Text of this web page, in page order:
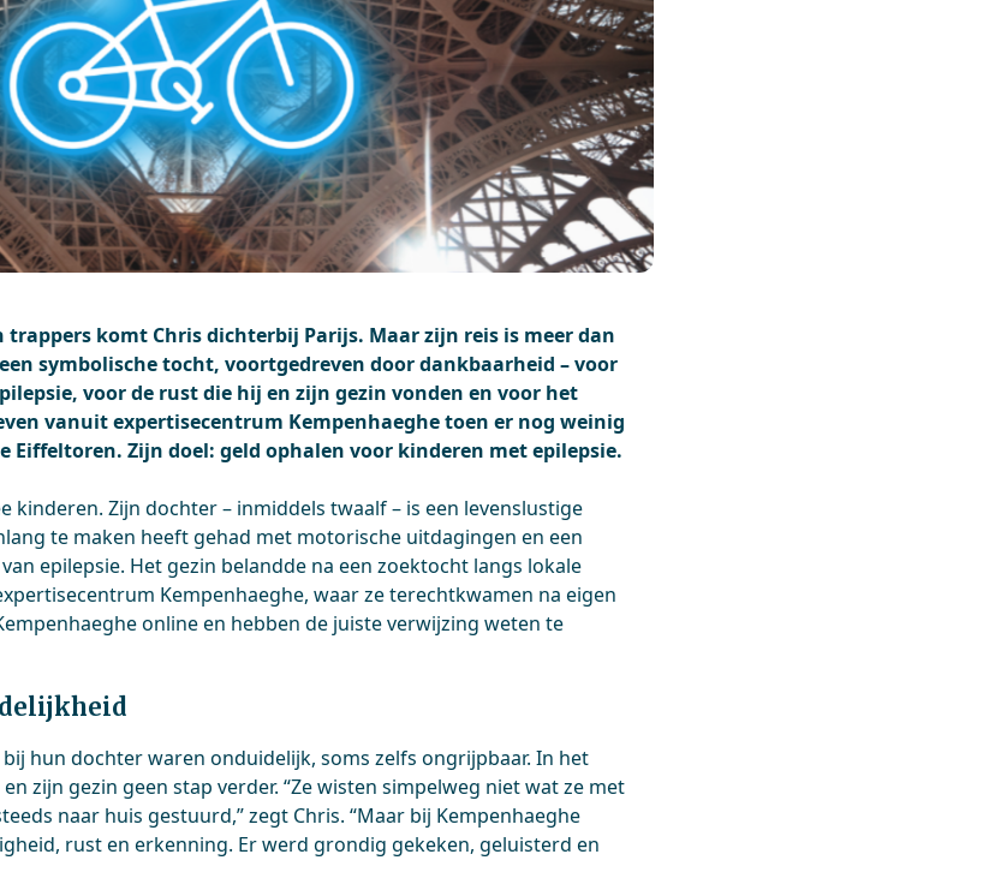
komt Chris dichterbij Parijs. Maar zijn reis is meer dan
symbolische tocht, voortgedreven door dankbaarheid – voor
voor de rust die hij en zijn gezin vonden en voor het
vanuit expertisecentrum Kempenhaeghe toen er nog weinig
Eiffeltoren. Zijn doel: geld ophalen voor kinderen met epilepsie.
kinderen. Zijn dochter – inmiddels twaalf – is een levenslustige
te maken heeft gehad met motorische uitdagingen en een
epilepsie. Het gezin belandde na een zoektocht langs lokale
Kempenhaeghe, waar ze terechtkwamen na eigen
online en hebben de juiste verwijzing weten te
hun dochter waren onduidelijk, soms zelfs ongrijpbaar. In het
zijn gezin geen stap verder. “Ze wisten simpelweg niet wat ze met
naar huis gestuurd,” zegt Chris. “Maar bij Kempenhaeghe
rust en erkenning. Er werd grondig gekeken, geluisterd en